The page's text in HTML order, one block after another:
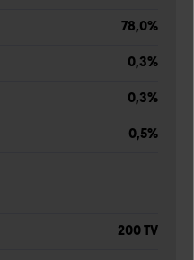
78,0%
0,3%
0,3%
0,5%
200 TV